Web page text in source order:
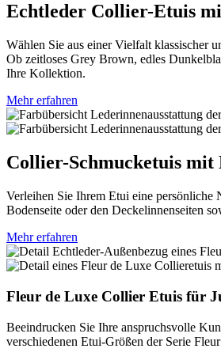
Echtleder Collier-Etuis
Wählen Sie aus einer Vielfalt klassischer
Ob zeitloses Grey Brown, edles
Ihre Kollektion.
Mehr erfahren
Collier-Schmucketuis
Verleihen Sie Ihrem Etui eine
Bodenseite oder den Deckelinnenseiten
Mehr erfahren
Fleur de Luxe Collier Etuis für
Beeindrucken Sie Ihre anspruchsvolle
verschiedenen Etui-Größen der Serie